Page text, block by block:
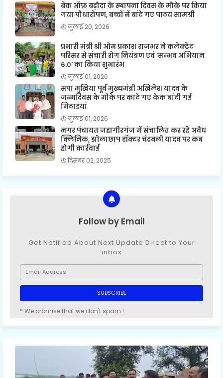
बैंक ऑफ़ बड़ौदा के स्थापना दिवस के मौके पर किया
गया पौधारोपण, बच्चों में बांटे गए पाठय सामग्री
जुलाई 20, 2026
प्रभारी मंत्री श्री ओम प्रकाश राजभर ने कलेक्ट्रेट
परिसर से संचारी रोग नियंत्रण एवं 'सम्भव अभियान
6.0' का किया शुभारंभ
जुलाई 01, 2026
सपा मुखिया पूर्व मुख्यमंत्री अखिलेश यादव के
जन्मदिवस के मौके पर काटे गए केक बांटी गई
मिठाइयां
जुलाई 01, 2026
नगर पंचायत जहागीरगंज में संचालित कर रहे अवैध
क्लिनिक, झोलाछाप डॉक्टर चंद्रबली यादव पर कब
होगी कार्रवाई
दिसंबर 02, 2025
Follow by Email
Get Notified About Next Update Direct to Your
inbox
* We promise that we don't spam !